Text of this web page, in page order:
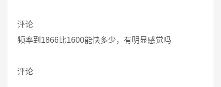
评论
频率到1866比1600能快多少，有明显感觉吗
评论